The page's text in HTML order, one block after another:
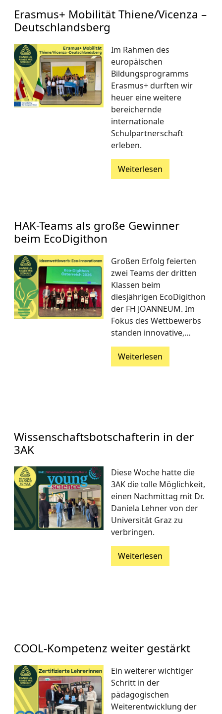
Erasmus+ Mobilität Thiene/Vicenza –
Deutschlandsberg
Im Rahmen des
europäischen
Bildungsprogramms
Erasmus+ durften wir
heuer eine weitere
bereichernde
internationale
Schulpartnerschaft
erleben.
Weiterlesen
HAK-Teams als große Gewinner
beim EcoDigithon
Großen Erfolg feierten
zwei Teams der dritten
Klassen beim
diesjährigen EcoDigithon
der FH JOANNEUM. Im
Fokus des Wettbewerbs
standen innovative,…
Weiterlesen
Wissenschaftsbotschafterin in der
3AK
Diese Woche hatte die
3AK die tolle Möglichkeit,
einen Nachmittag mit Dr.
Daniela Lehner von der
Universität Graz zu
verbringen.
Weiterlesen
COOL-Kompetenz weiter gestärkt
Ein weiterer wichtiger
Schritt in der
pädagogischen
Weiterentwicklung der